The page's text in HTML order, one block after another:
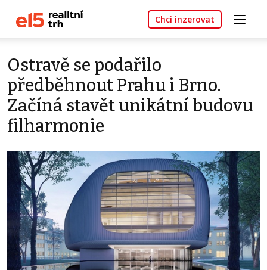
Chci inzerovat
Ostravě se podařilo
předběhnout Prahu i Brno.
Začíná stavět unikátní budovu
filharmonie